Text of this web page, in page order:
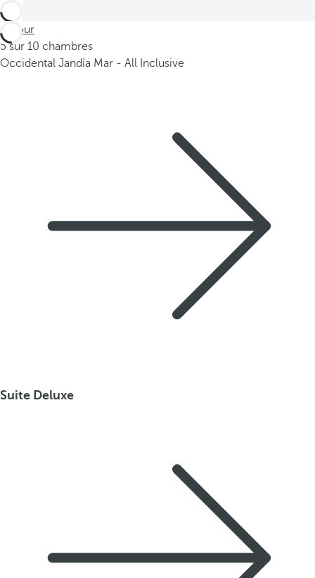
Retour
5 sur 10 chambres
Occidental Jandía Mar - All Inclusive
Suite Deluxe